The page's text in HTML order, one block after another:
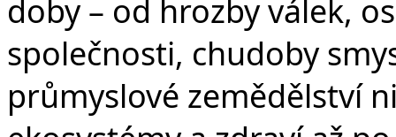
doby – od hrozby válek,
společnosti, chudoby
průmyslové zemědělství